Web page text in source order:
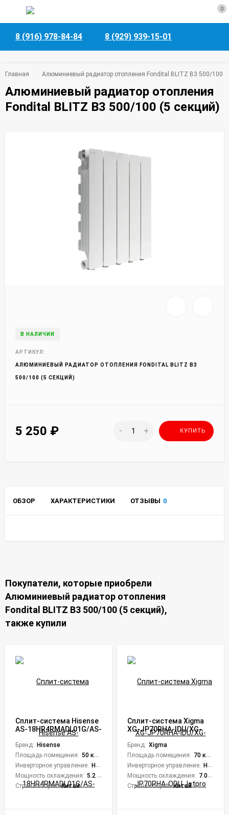
0
8 (916) 978-84-84 8 (929) 939-15-01
Главная Алюминиевый радиатор отопления Fondital BLITZ B3 500/100
Алюминиевый радиатор отопления
Fondital BLITZ B3 500/100 (5 секций)
В НАЛИЧИИ
АРТИКУЛ:
АЛЮМИНИЕВЫЙ РАДИАТОР ОТОПЛЕНИЯ FONDITAL BLITZ B3
500/100 (5 СЕКЦИЙ)
5 250 ₽ - + КУПИТЬ
ОБЗОР ХАРАКТЕРИСТИКИ ОТЗЫВЫ 0
Покупатели, которые приобрели
Алюминиевый радиатор отопления
Fondital BLITZ B3 500/100 (5 секций),
также купили
Сплит-система Hisense
AS-18HR4RMADL01G/AS-
18HR4RMADL01W Basic A
R32
Бренд: Hisense
Площадь помещения: 50 кв. м.
Инверторное управление: Нет
Мощность охлаждения: 5.2 кВт
Страна сборки: Китай
Сплит-система Xigma
XG-JP70RHA-IDU/XG-
JP70RHA-ODU Jetpro
Бренд: Xigma
Площадь помещения: 70 кв. м.
Инверторное управление: Нет
Мощность охлаждения: 7.05 кВт
Страна сборки: Китай